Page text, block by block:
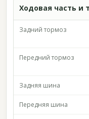
Ходовая часть и
Задний тормоз
Передний тормоз
Задняя шина
Передняя шина